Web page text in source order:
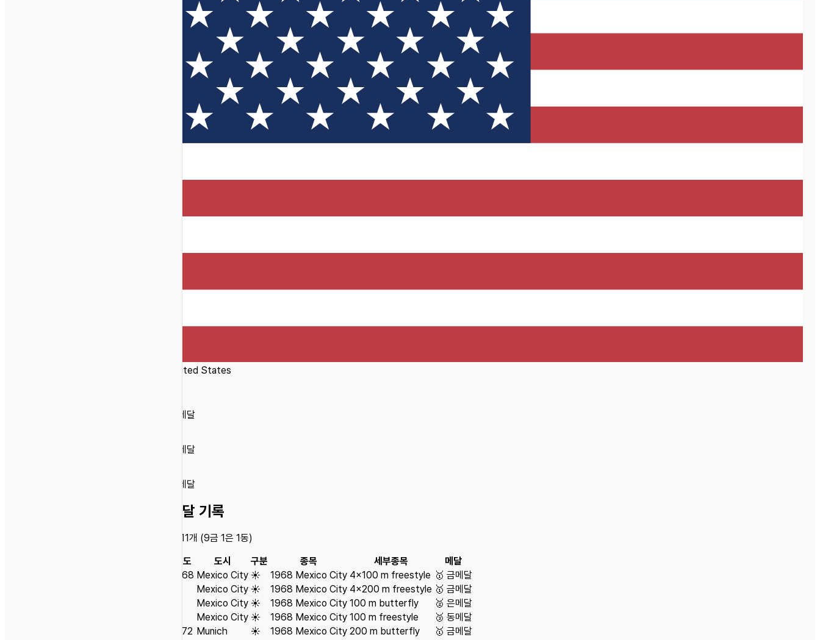
United States
금메달
은메달
동메달
메달 기록
11개 (9금 1은 1동)
연도
도시 구분 종목 세부종목
메달
1968 Mexico City ☀️ 1968 Mexico City 4×100 m freestyle 🥇 금메달
Mexico City ☀️ 1968 Mexico City 4×200 m freestyle 🥇 금메달
Mexico City ☀️ 1968 Mexico City 100 m butterfly 🥈 은메달
Mexico City ☀️ 1968 Mexico City 100 m freestyle 🥉 동메달
1972 Munich ☀️ 1968 Mexico City 200 m butterfly 🥇 금메달